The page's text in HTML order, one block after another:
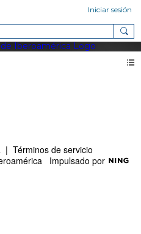
Iniciar sesión
| Términos de servicio
Impulsado por